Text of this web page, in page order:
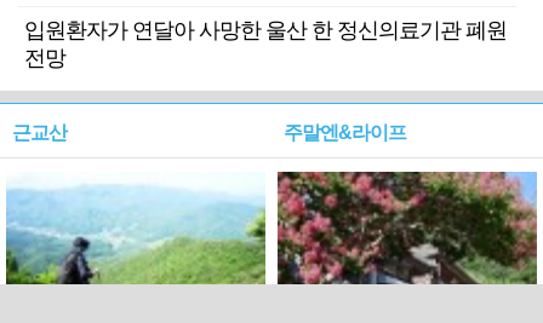
입원환자가 연달아 사망한 울산 한 정신의료기관 폐원
전망
근교산 주말엔&라이프